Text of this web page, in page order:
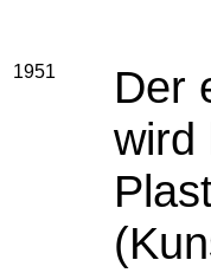
1951
Der
wird